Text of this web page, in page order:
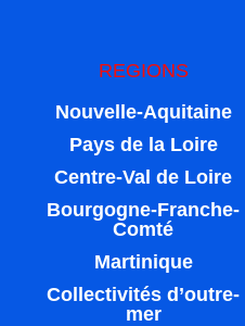
REGIONS
Nouvelle-Aquitaine
Pays de la Loire
Centre-Val de Loire
Bourgogne-Franche-
Comté
Martinique
Collectivités d’outre-
mer